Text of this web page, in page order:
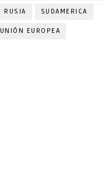
RUSIA SUDAMERICA
UNIÓN EUROPEA